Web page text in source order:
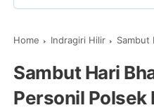
Home Indragiri Hilir Sambut Hari
Sambut Hari
Personil Polsek